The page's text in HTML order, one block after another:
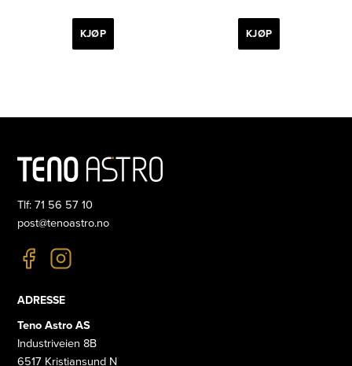
KJØP KJØP
Tlf: 71 56 57 10
post@tenoastro.no
ADRESSE
Teno Astro AS
Industriveien 8B
6517 Kristiansund N